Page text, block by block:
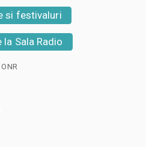
si festivaluri
la Sala Radio